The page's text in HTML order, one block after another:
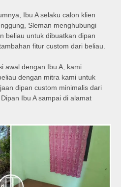
Ibu A selaku calon klien
Sleman menghubungi
beliau untuk dibuatkan dipan
fitur custom dari beliau.
awal dengan Ibu A, kami
dengan mitra kami untuk
dipan custom minimalis dari
Ibu A sampai di alamat